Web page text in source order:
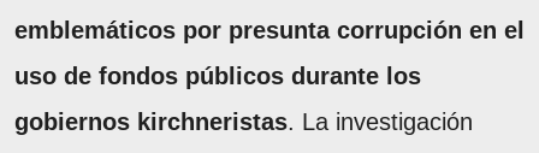
emblemáticos por presunta corrupción en el
uso de fondos públicos durante los
gobiernos kirchneristas. La investigación